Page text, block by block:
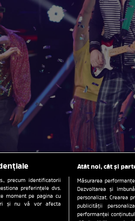
precum identificatorii
preferințele dvs.
moment pe pagina cu
și nu vă vor afecta
Atât noi, cât și
Măsurarea
Dezvoltarea și
personalizat. Crearea
publicității
performanței